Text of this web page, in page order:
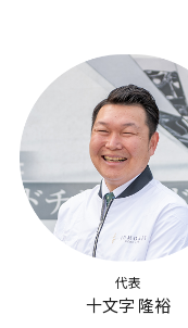
代表
十文字 隆裕